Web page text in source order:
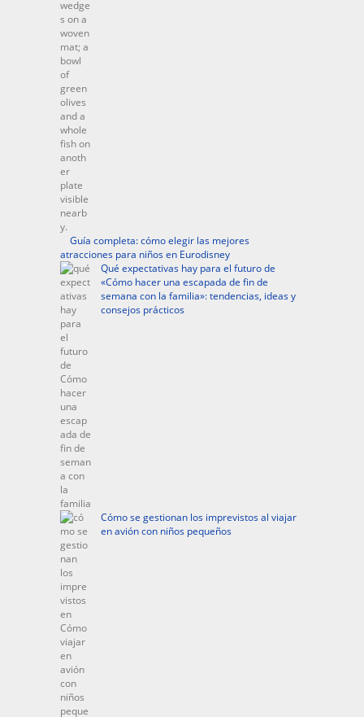
Guía completa: cómo elegir las mejores
atracciones para niños en Eurodisney
Qué expectativas hay para el futuro de
«Cómo hacer una escapada de fin de
semana con la familia»: tendencias, ideas y
consejos prácticos
Cómo se gestionan los imprevistos al viajar
en avión con niños pequeños